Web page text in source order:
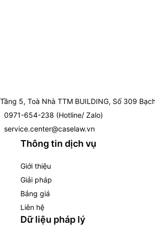
Tầng 5, Toà Nhà TTM BUILDING, Số 309
0971-654-238 (Hotline/ Zalo)
service.center@caselaw.vn
Thông tin dịch vụ
Giới thiệu
Giải pháp
Bảng giá
Liên hệ
Dữ liệu pháp lý